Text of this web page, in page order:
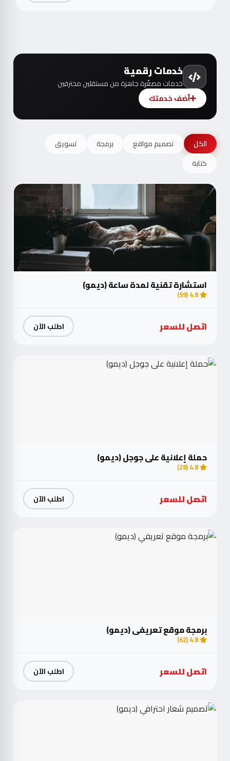
خدمات رقمية
خدمات مصغّرة جاهزة من مستقلين محترفين
أضف خدمتك
الكل تصميم مواقع برمجة
تسويق
كتابة
استشارة تقنية لمدة ساعة (ديمو)
4.8 (99)
اتصل للسعر اطلب الآن
حملة إعلانية على جوجل (ديمو)
4.8 (28)
اتصل للسعر اطلب الآن
برمجة موقع تعريفي (ديمو)
4.8 (62)
اتصل للسعر اطلب الآن